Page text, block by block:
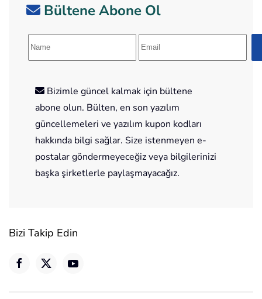
Bültene Abone Ol
Bizimle güncel kalmak için bültene
abone olun. Bülten, en son yazılım
güncellemeleri ve yazılım kupon kodları
hakkında bilgi sağlar. Size istenmeyen e-
postalar göndermeyeceğiz veya bilgilerinizi
başka şirketlerle paylaşmayacağız.
Bizi Takip Edin